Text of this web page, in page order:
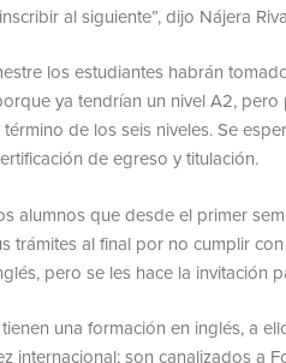
al siguiente”, dijo Nájera
los estudiantes habrán
ya tendrían un nivel A2,
de los seis niveles. Se
de egreso y titulación.
alumnos que desde el primer
trámites al final por no cumplir
pero se les hace la invitación
una formación en inglés, a
internacional; son canalizados a